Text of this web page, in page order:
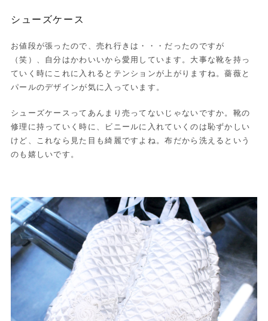
シューズケース
お値段が張ったので、売れ行きは・・・だったのですが
（笑）、自分はかわいいから愛用しています。大事な靴を持っ
ていく時にこれに入れるとテンションが上がりますね。薔薇と
パールのデザインが気に入っています。
シューズケースってあんまり売ってないじゃないですか。靴の
修理に持っていく時に、ビニールに入れていくのは恥ずかしい
けど、これなら見た目も綺麗ですよね。布だから洗えるという
のも嬉しいです。